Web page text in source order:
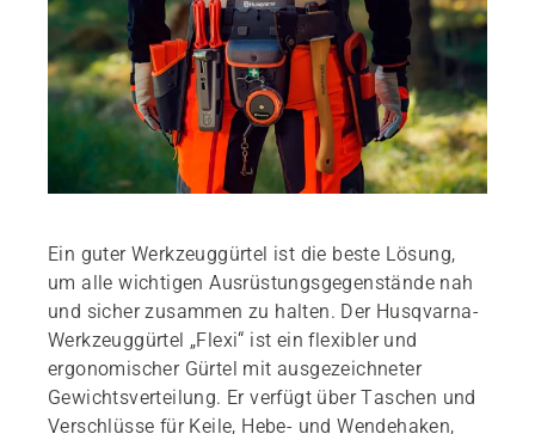
Ein guter Werkzeuggürtel ist die beste Lösung,
um alle wichtigen Ausrüstungsgegenstände nah
und sicher zusammen zu halten. Der Husqvarna-
Werkzeuggürtel „Flexi“ ist ein flexibler und
ergonomischer Gürtel mit ausgezeichneter
Gewichtsverteilung. Er verfügt über Taschen und
Verschlüsse für Keile, Hebe- und Wendehaken,